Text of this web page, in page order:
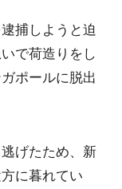
捕しようと迫
で荷造りをし
ポールに脱出
げたため、新
に暮れてい